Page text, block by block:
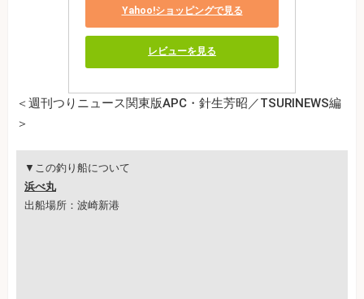
Yahoo!ショッピングで見る
レビューを見る
＜週刊つりニュース関東版APC・針生芳昭／TSURINEWS編
＞
▼この釣り船について
浜べ丸
出船場所：波崎新港